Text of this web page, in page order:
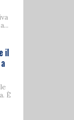
il
È